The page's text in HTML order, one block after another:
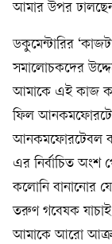
আমার উপর
ডকুমেন্টারির
সমালোচকদের
আমাকে এই কাজ
ফিল
আনকমফোরটেবল
এর নির্বাচিত অংশ
কলোনি বানানোর
তরুণ গবেষক যাচাই
আমাকে আরো